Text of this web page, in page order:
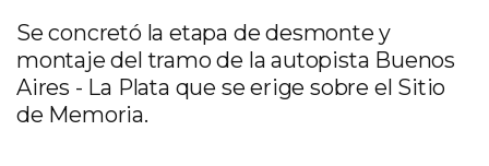
Se concretó la etapa de desmonte y
montaje del tramo de la autopista Buenos
Aires - La Plata que se erige sobre el Sitio
de Memoria.